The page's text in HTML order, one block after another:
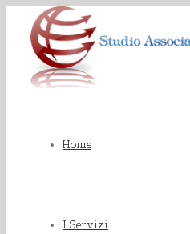
Home
I Servizi